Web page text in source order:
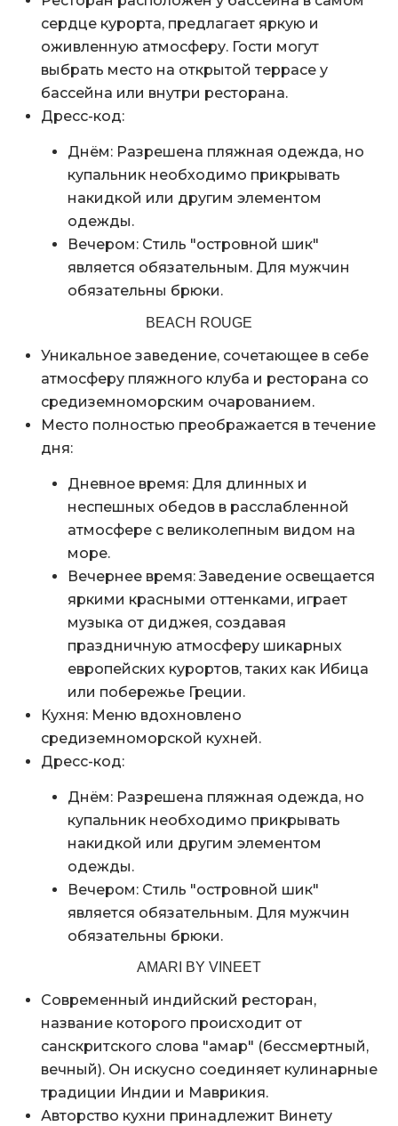
сердце курорта, предлагает яркую и
оживленную атмосферу. Гости могут
выбрать место на открытой террасе у
бассейна или внутри ресторана.
Дресс-код:
Днём: Разрешена пляжная одежда, но
купальник необходимо прикрывать
накидкой или другим элементом
одежды.
Вечером: Стиль "островной шик"
является обязательным. Для мужчин
обязательны брюки.
BEACH ROUGE
Уникальное заведение, сочетающее в себе
атмосферу пляжного клуба и ресторана со
средиземноморским очарованием.
Место полностью преображается в течение
дня:
Дневное время: Для длинных и
неспешных обедов в расслабленной
атмосфере с великолепным видом на
море.
Вечернее время: Заведение освещается
яркими красными оттенками, играет
музыка от диджея, создавая
праздничную атмосферу шикарных
европейских курортов, таких как Ибица
или побережье Греции.
Кухня: Меню вдохновлено
средиземноморской кухней.
Дресс-код:
Днём: Разрешена пляжная одежда, но
купальник необходимо прикрывать
накидкой или другим элементом
одежды.
Вечером: Стиль "островной шик"
является обязательным. Для мужчин
обязательны брюки.
AMARI BY VINEET
Современный индийский ресторан,
название которого происходит от
санскритского слова "амар" (бессмертный,
вечный). Он искусно соединяет кулинарные
традиции Индии и Маврикия.
Авторство кухни принадлежит Винету